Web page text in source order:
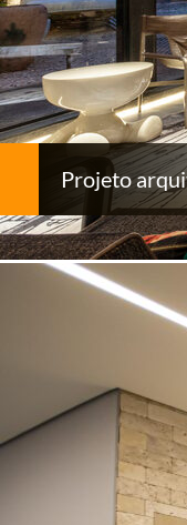
Projeto